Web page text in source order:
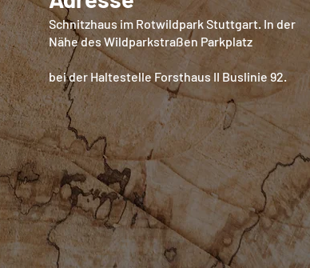
Schnitzhaus im Rotwildpark Stuttgart. In der
Nähe des Wildparkstraßen Parkplatz
bei der Haltestelle Forsthaus II Buslinie 92.